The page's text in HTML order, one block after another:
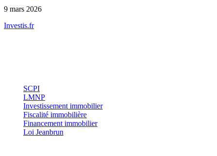
9 mars 2026
Investis.fr
SCPI
LMNP
Investissement immobilier
Fiscalité immobilière
Financement immobilier
Loi Jeanbrun